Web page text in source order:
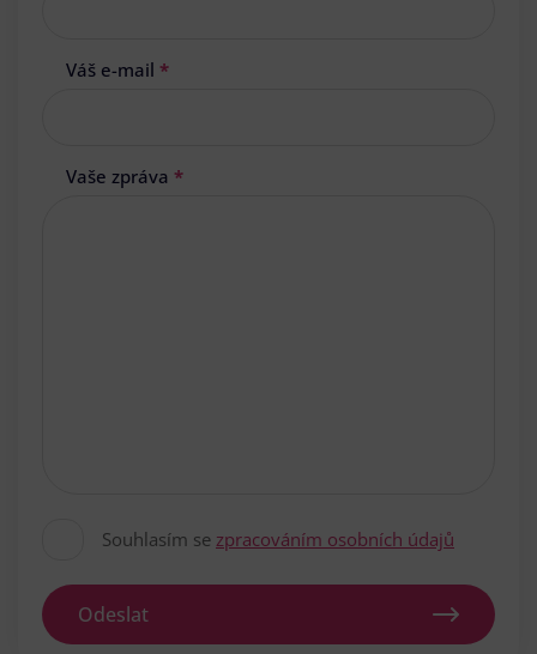
Váš e-mail *
Vaše zpráva *
Souhlasím se zpracováním osobních údajů
Odeslat